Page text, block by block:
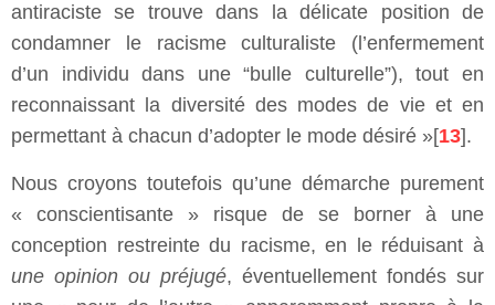
antiraciste se trouve dans la délicate position de
condamner le racisme culturaliste (l’enfermement
d’un individu dans une “bulle culturelle”), tout en
reconnaissant la diversité des modes de vie et en
permettant à chacun d’adopter le mode désiré »[13].
Nous croyons toutefois qu’une démarche purement
« conscientisante » risque de se borner à une
conception restreinte du racisme, en le réduisant à
une opinion ou préjugé, éventuellement fondés sur